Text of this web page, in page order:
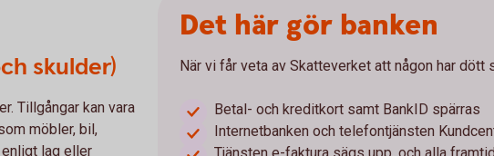
skulder)
Tillgångar kan vara
möbler, bil,
lag eller
Det här gör banken
När vi får veta av Skatteverket att någon har dött
Betal- och kreditkort samt BankID spärras
Internetbanken och telefontjänsten